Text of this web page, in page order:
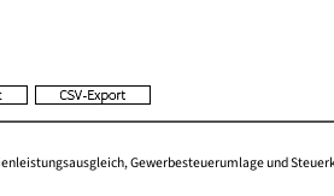
Gewerbesteuerumlage und